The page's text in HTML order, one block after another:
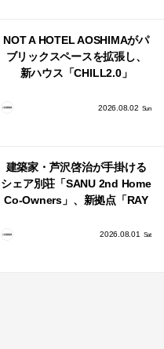
NOT A HOTEL AOSHIMAがパ
ブリックスペースを拡張し、
新ハウス「CHILL2.0」
2026.08.02 Sun
建築家・芦沢啓治が手掛ける
シェア別荘「SANU 2nd Home
Co-Owners」、新拠点「RAY
2026.08.01 Sat